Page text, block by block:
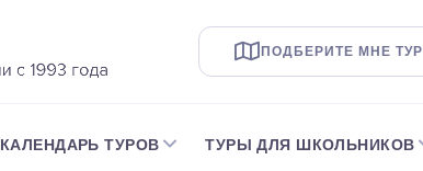
ПОДБЕРИТЕ МНЕ ТУР
КАЛЕНДАРЬ ТУРОВ ТУРЫ ДЛЯ ШКОЛЬНИКОВ